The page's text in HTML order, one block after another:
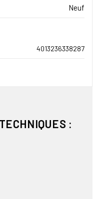
Neuf
4013236338287
: